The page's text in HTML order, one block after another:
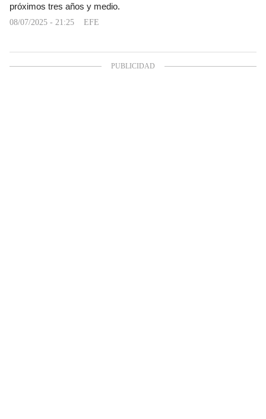
próximos tres años y medio.
08/07/2025 - 21:25 EFE